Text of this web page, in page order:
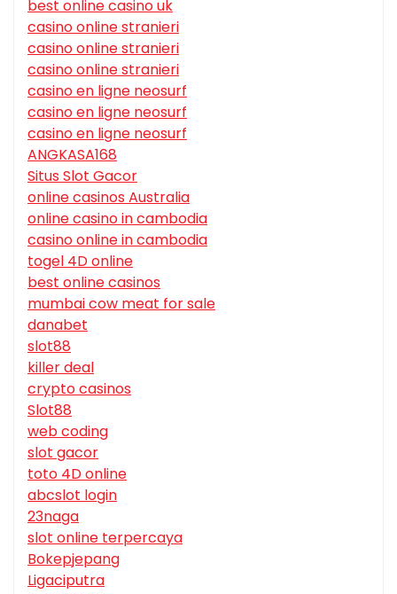
best online casino uk
casino online stranieri
casino online stranieri
casino online stranieri
casino en ligne neosurf
casino en ligne neosurf
casino en ligne neosurf
ANGKASA168
Situs Slot Gacor
online casinos Australia
online casino in cambodia
casino online in cambodia
togel 4D online
best online casinos
mumbai cow meat for sale
danabet
slot88
killer deal
crypto casinos
Slot88
web coding
slot gacor
toto 4D online
abcslot login
23naga
slot online terpercaya
Bokepjepang
Ligaciputra